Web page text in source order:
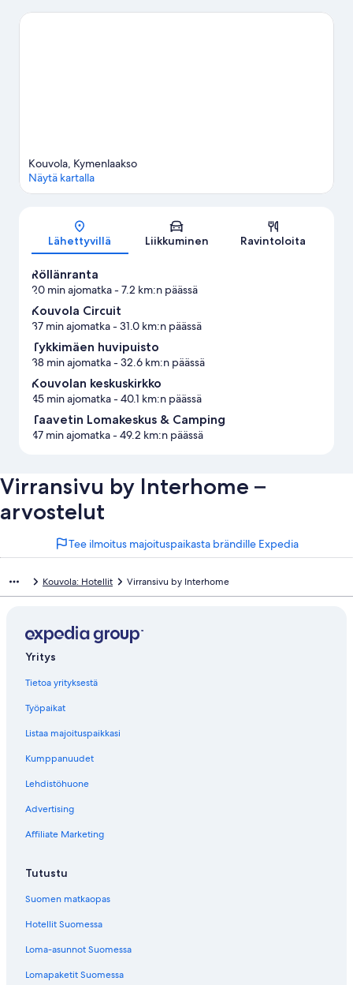
Kartta
Kouvola, Kymenlaakso
Näytä kartalla
Lähettyvillä Liikkuminen Ravintoloita
Röllänranta
20 min ajomatka- 7.2 km:n päässä
Kouvola Circuit
37 min ajomatka- 31.0 km:n päässä
Tykkimäen huvipuisto
38 min ajomatka- 32.6 km:n päässä
Kouvolan keskuskirkko
45 min ajomatka- 40.1 km:n päässä
Taavetin Lomakeskus & Camping
47 min ajomatka- 49.2 km:n päässä
Virransivu by Interhome –
arvostelut
Tee ilmoitus majoituspaikasta brändille Expedia
Kouvola: Hotellit Virransivu by Interhome
Yritys
Tietoa yrityksestä
Työpaikat
Listaa majoituspaikkasi
Kumppanuudet
Lehdistöhuone
Advertising
Affiliate Marketing
Tutustu
Suomen matkaopas
Hotellit Suomessa
Loma-asunnot Suomessa
Lomapaketit Suomessa